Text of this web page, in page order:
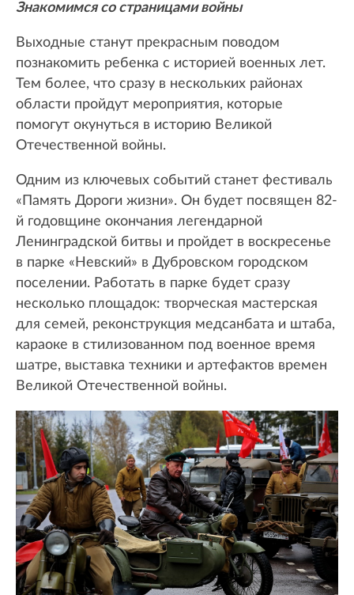
Знакомимся со страницами войны
Выходные станут прекрасным поводом
познакомить ребенка с историей военных лет.
Тем более, что сразу в нескольких районах
области пройдут мероприятия, которые
помогут окунуться в историю Великой
Отечественной войны.
Одним из ключевых событий станет фестиваль
«Память Дороги жизни». Он будет посвящен 82-
й годовщине окончания легендарной
Ленинградской битвы и пройдет в воскресенье
в парке «Невский» в Дубровском городском
поселении. Работать в парке будет сразу
несколько площадок: творческая мастерская
для семей, реконструкция медсанбата и штаба,
караоке в стилизованном под военное время
шатре, выставка техники и артефактов времен
Великой Отечественной войны.